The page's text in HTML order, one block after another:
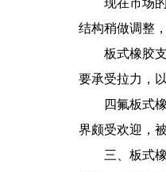
结构稍做调整
板式橡胶
要承受拉力，
四氟板式
界颇受欢迎，
三、板式